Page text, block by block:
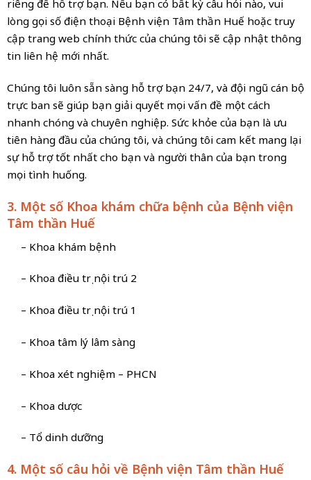
riêng để hỗ trợ bạn. Nếu bạn có bất kỳ câu hỏi nào, vui
lòng gọi số điện thoại Bệnh viện Tâm thần Huế hoặc truy
cập trang web chính thức của chúng tôi sẽ cập nhật thông
tin liên hệ mới nhất.
Chúng tôi luôn sẵn sàng hỗ trợ bạn 24/7, và đội ngũ cán bộ
trực ban sẽ giúp bạn giải quyết mọi vấn đề một cách
nhanh chóng và chuyên nghiệp. Sức khỏe của bạn là ưu
tiên hàng đầu của chúng tôi, và chúng tôi cam kết mang lại
sự hỗ trợ tốt nhất cho bạn và người thân của bạn trong
mọi tình huống.
3. Một số Khoa khám chữa bệnh của Bệnh viện
Tâm thần Huế
– Khoa khám bệnh
– Khoa điều trị nội trú 2
– Khoa điều trị nội trú 1
– Khoa tâm lý lâm sàng
– Khoa xét nghiệm – PHCN
– Khoa dược
– Tổ dinh dưỡng
4. Một số câu hỏi về Bệnh viện Tâm thần Huế